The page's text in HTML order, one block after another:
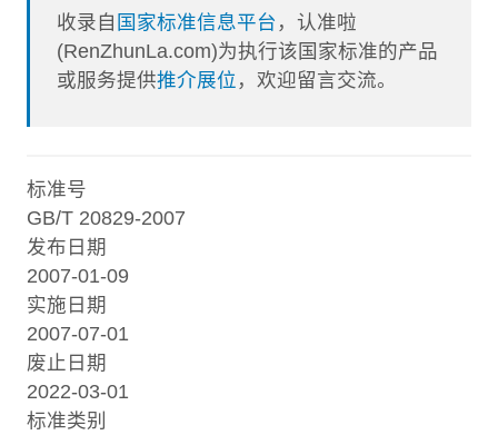
收录自 国家标准信息平台 ，认准啦
(RenZhunLa.com)为执行该国家标准的产品
或服务提供推介展位 ，欢迎留言交流。
标准号
GB/T 20829-2007
发布日期
2007-01-09
实施日期
2007-07-01
废止日期
2022-03-01
标准类别